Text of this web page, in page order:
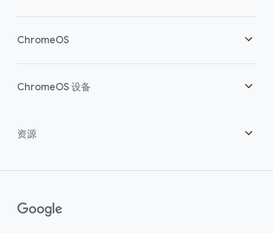
概述
ChromeOS
概述
联络中心
ChromeOS 设备
概述
设备
如何购买
资源
指南
()